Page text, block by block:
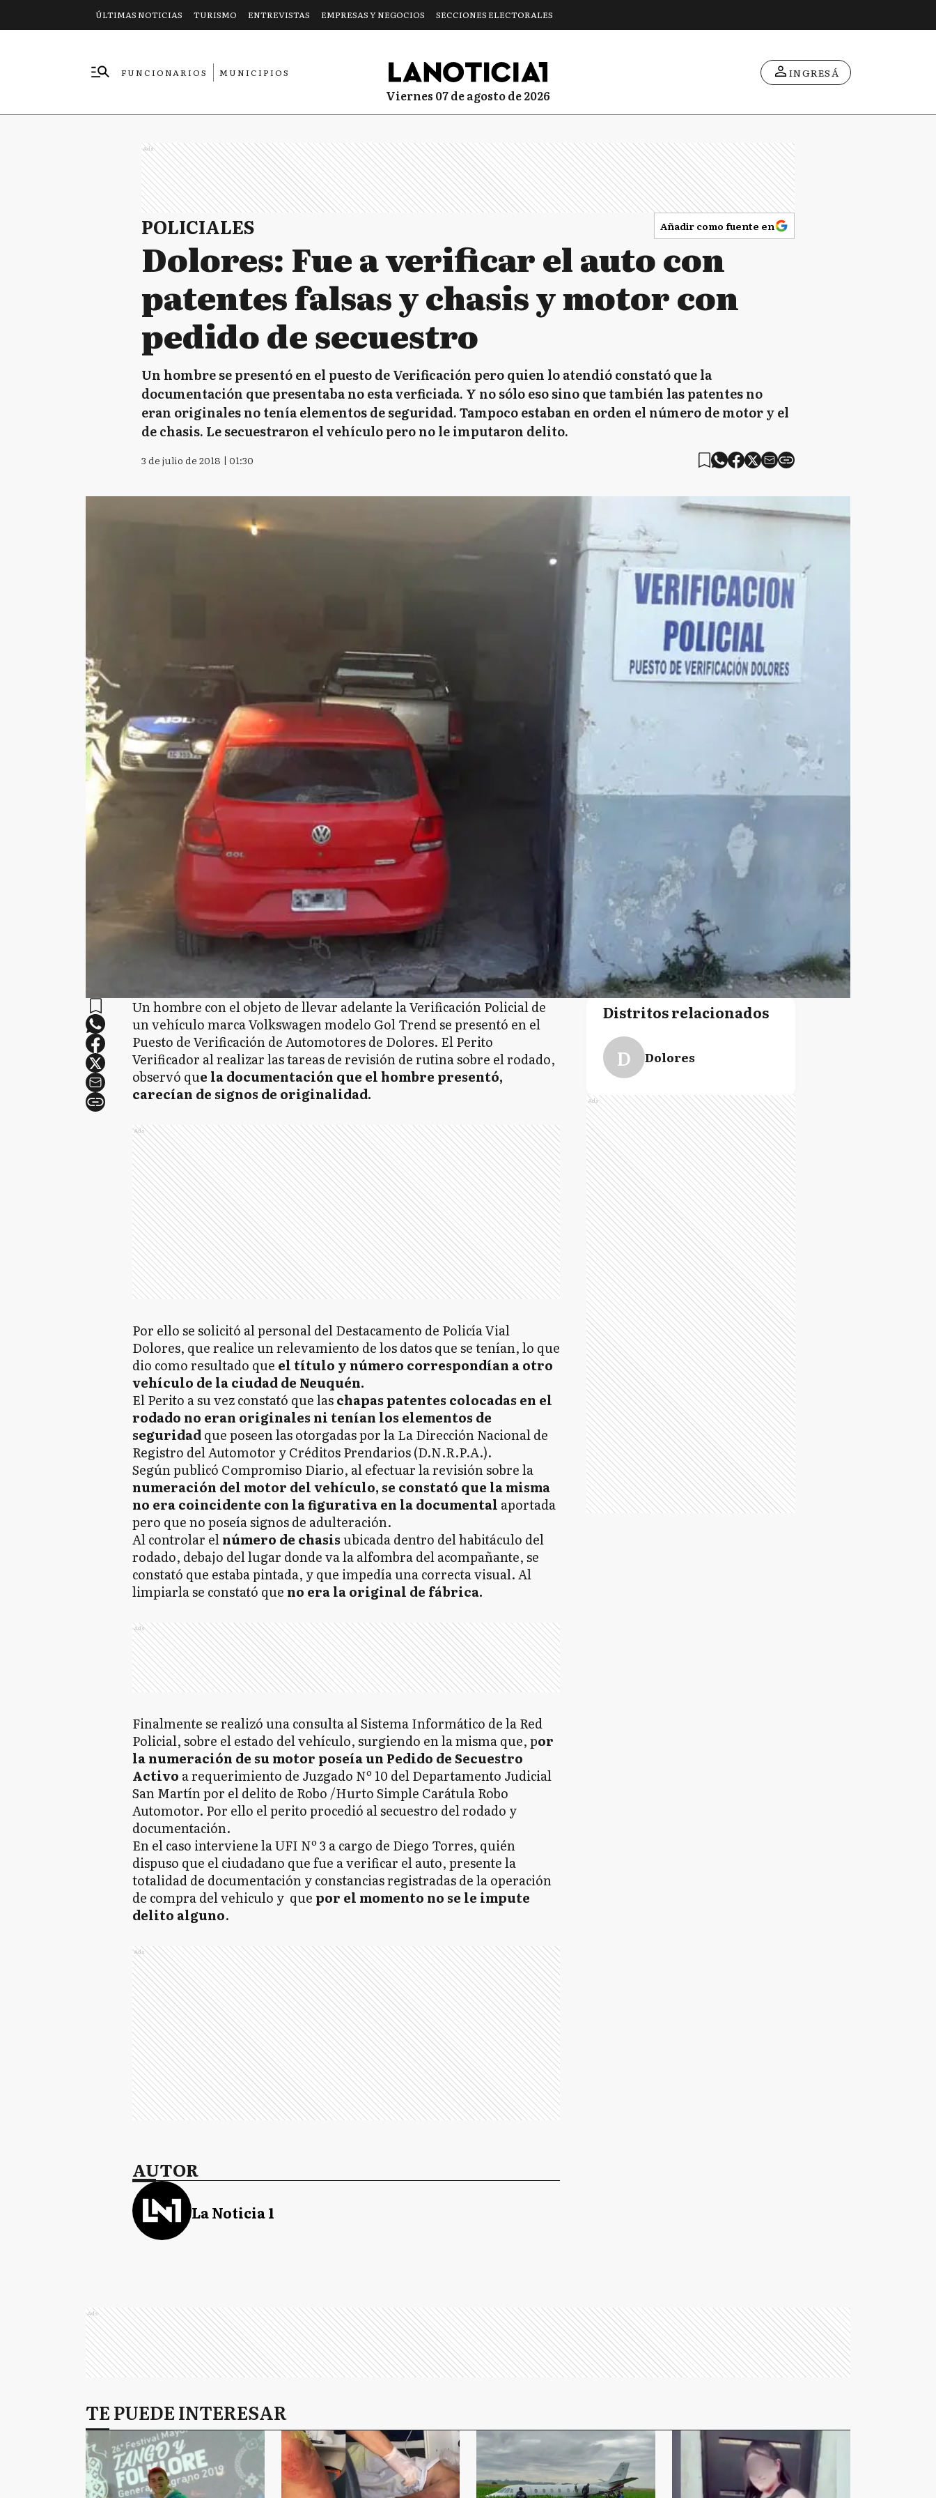
ÚLTIMAS NOTICIAS TURISMO ENTREVISTAS EMPRESAS Y NEGOCIOS SECCIONES ELECTORALES
FUNCIONARIOS
MUNICIPIOS
viernes 07 de agosto de 2026
INGRESÁ
Ads
POLICIALES Añadir como fuente en
Dolores: Fue a verificar el auto con
patentes falsas y chasis y motor con
pedido de secuestro
Un hombre se presentó en el puesto de Verificación pero quien lo atendió constató que la
documentación que presentaba no esta verficiada. Y no sólo eso sino que también las patentes no
eran originales no tenía elementos de seguridad. Tampoco estaban en orden el número de motor y el
de chasis. Le secuestraron el vehículo pero no le imputaron delito.
3 de julio de 2018 | 01:30
Un hombre con el objeto de llevar adelante la Verificación Policial de
un vehículo marca Volkswagen modelo Gol Trend se presentó en el
Puesto de Verificación de Automotores de Dolores. El Perito
Verificador al realizar las tareas de revisión de rutina sobre el rodado,
observó que la documentación que el hombre presentó,
carecían de signos de originalidad.
Ads
Por ello se solicitó al personal del Destacamento de Policía Vial
Dolores, que realice un relevamiento de los datos que se tenían, lo que
dio como resultado que el título y número correspondían a otro
vehículo de la ciudad de Neuquén.
El Perito a su vez constató que laschapas patentes colocadas en el
rodado no eran originales ni tenían los elementos de
seguridadque poseen las otorgadas por la La Dirección Nacional de
Registro del Automotor y Créditos Prendarios (D.N.R.P.A.).
Según publicó Compromiso Diario, al efectuar la revisión sobre la
numeración del motor del vehículo, se constató que la misma
no era coincidente con la figurativa en la documental aportada
pero que no poseía signos de adulteración.
Al controlar elnúmero de chasisubicada dentro del habitáculo del
rodado, debajo del lugar donde va la alfombra del acompañante, se
constató que estaba pintada, y que impedía una correcta visual. Al
limpiarla se constató que no era la original de fábrica.
Ads
Finalmente se realizó una consulta al Sistema Informático de la Red
Policial, sobre el estado del vehículo, surgiendo en la misma que, por
la numeración de su motor poseía un Pedido de Secuestro
Activo a requerimiento de Juzgado Nº 10 del Departamento Judicial
San Martín por el delito de Robo /Hurto Simple Carátula Robo
Automotor. Por ello el perito procedió al secuestro del rodado y
documentación.
En el caso interviene la UFI Nº 3 a cargo de Diego Torres, quién
dispuso que el ciudadano que fue a verificar el auto, presente la
totalidad de documentación y constancias registradas de la operación
de compra del vehiculo y que por el momento no se le impute
delito alguno.
Ads
AUTOR
La Noticia 1
Distritos relacionados
D Dolores
Ads
Ads
TE PUEDE INTERESAR